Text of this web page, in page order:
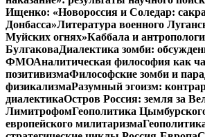
Ищенко: «Новороссия и Соледар:
Донбасса»Литература военного
Муйских огнях»Каббала и
БулгаковаДиалектика зомби:
ФМОАналитическая философия как
позитивизмаФилософские зомби и
физикализмаРазумный эгоизм:
диалектикаОстров Россия: земля за
ЛимитрофомГеополитика
европейского милитаризма